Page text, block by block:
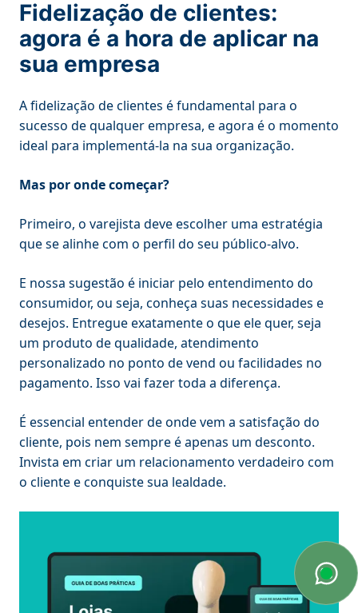
Fidelização de clientes:
agora é a hora de aplicar na
sua empresa
A fidelização de clientes é fundamental para o
sucesso de qualquer empresa, e agora é o momento
ideal para implementá-la na sua organização.
Mas por onde começar?
Primeiro, o varejista deve escolher uma estratégia
que se alinhe com o perfil do seu público-alvo.
E nossa sugestão é iniciar pelo entendimento do
consumidor, ou seja, conheça suas necessidades e
desejos. Entregue exatamente o que ele quer, seja
um produto de qualidade, atendimento
personalizado no ponto de vend ou facilidades no
pagamento. Isso vai fazer toda a diferença.
É essencial entender de onde vem a satisfação do
cliente, pois nem sempre é apenas um desconto.
Invista em criar um relacionamento verdadeiro com
o cliente e conquiste sua lealdade.